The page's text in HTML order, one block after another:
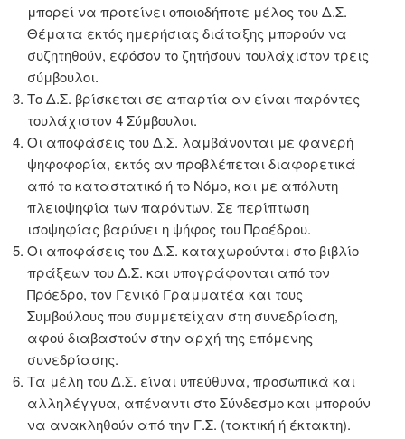
μπορεί να προτείνει οποιοδήποτε μέλος του Δ.Σ.
Θέματα εκτός ημερήσιας διάταξης μπορούν να
συζητηθούν, εφόσον το ζητήσουν τουλάχιστον τρεις
σύμβουλοι.
Το Δ.Σ. βρίσκεται σε απαρτία αν είναι παρόντες
τουλάχιστον 4 Σύμβουλοι.
Οι αποφάσεις του Δ.Σ. λαμβάνονται με φανερή
ψηφοφορία, εκτός αν προβλέπεται διαφορετικά
από το καταστατικό ή το Νόμο, και με απόλυτη
πλειοψηφία των παρόντων. Σε περίπτωση
ισοψηφίας βαρύνει η ψήφος του Προέδρου.
Οι αποφάσεις του Δ.Σ. καταχωρούνται στο βιβλίο
πράξεων του Δ.Σ. και υπογράφονται από τον
Πρόεδρο, τον Γενικό Γραμματέα και τους
Συμβούλους που συμμετείχαν στη συνεδρίαση,
αφού διαβαστούν στην αρχή της επόμενης
συνεδρίασης.
Τα μέλη του Δ.Σ. είναι υπεύθυνα, προσωπικά και
αλληλέγγυα, απέναντι στο Σύνδεσμο και μπορούν
να ανακληθούν από την Γ.Σ. (τακτική ή έκτακτη).